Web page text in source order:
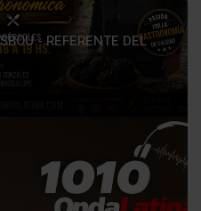
- REFERENTE DEL